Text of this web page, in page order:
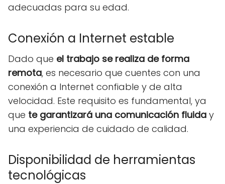
adecuadas para su edad.
Conexión a Internet estable
Dado que el trabajo se realiza de forma
remota, es necesario que cuentes con una
conexión a Internet confiable y de alta
velocidad. Este requisito es fundamental, ya
que te garantizará una comunicación fluida y
una experiencia de cuidado de calidad.
Disponibilidad de herramientas
tecnológicas